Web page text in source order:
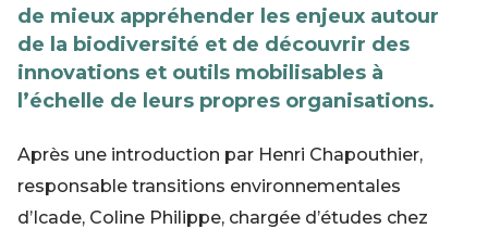
de mieux appréhender les enjeux autour
de la biodiversité et de découvrir des
innovations et outils mobilisables à
l’échelle de leurs propres organisations.
Après une introduction par Henri Chapouthier,
responsable transitions environnementales
d’Icade, Coline Philippe, chargée d’études chez